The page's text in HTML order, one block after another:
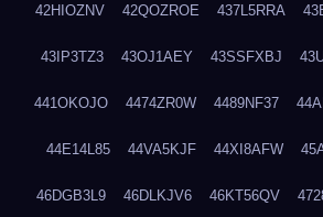
42HIOZNV 42QOZROE 437L5RRA
43IP3TZ3 43OJ1AEY 43SSFXBJ
441OKOJO 4474ZR0W 4489NF37
44E14L85 44VA5KJF 44XI8AFW
46DGB3L9 46DLKJV6 46KT56QV